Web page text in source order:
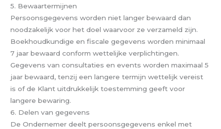
5. Bewaartermijnen
Persoonsgegevens worden niet langer bewaard dan
noodzakelijk voor het doel waarvoor ze verzameld zijn.
Boekhoudkundige en fiscale gegevens worden minimaal
7 jaar bewaard conform wettelijke verplichtingen.
Gegevens van consultaties en events worden maximaal 5
jaar bewaard, tenzij een langere termijn wettelijk vereist
is of de Klant uitdrukkelijk toestemming geeft voor
langere bewaring.
6. Delen van gegevens
De Ondernemer deelt persoonsgegevens enkel met